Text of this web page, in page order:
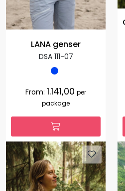
LANA genser
DSA 111-07
From: 1.141,00 per
package